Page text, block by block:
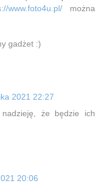
www.foto4u.pl/ można
gadżet :)
2021 22:27
nadzieję, że będzie ich
20:06